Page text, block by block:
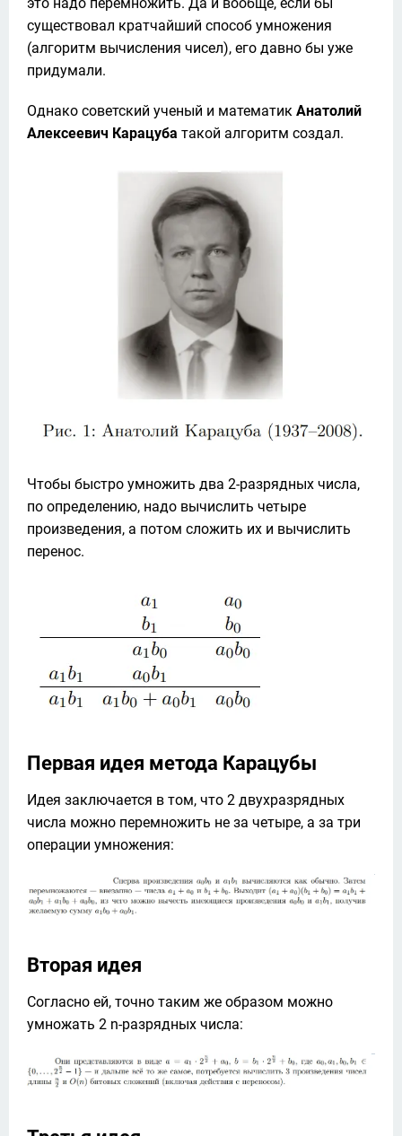
существовал кратчайший способ умножения
(алгоритм вычисления чисел), его давно бы уже
придумали.
Однако советский ученый и математик Анатолий
Алексеевич Карацуба такой алгоритм создал.
Чтобы быстро умножить два 2-разрядных числа,
по определению, надо вычислить четыре
произведения, а потом сложить их и вычислить
перенос.
Первая идея метода Карацубы
Идея заключается в том, что 2 двухразрядных
числа можно перемножить не за четыре, а за три
операции умножения:
Вторая идея
Согласно ей, точно таким же образом можно
умножать 2 n-разрядных числа: